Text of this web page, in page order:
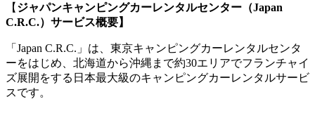
【 ジャパンキャンピングカーレンタルセンター（Japan
C.R.C.）サービス概要】
「Japan C.R.C.」は、東京キャンピングカーレンタルセンタ
ーをはじめ、北海道から沖縄まで約30エリアでフランチャイ
ズ展開をする日本最大級のキャンピングカーレンタルサービ
スです。